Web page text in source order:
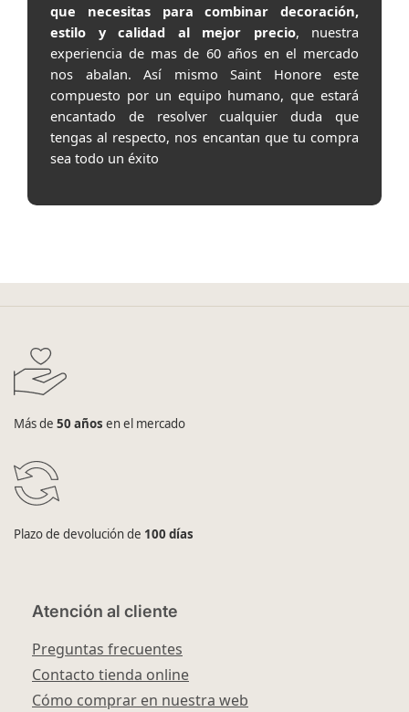
que necesitas para combinar decoración,
estilo y calidad al mejor precio, nuestra
experiencia de mas de 60 años en el mercado
nos abalan. Así mismo Saint Honore este
compuesto por un equipo humano, que estará
encantado de resolver cualquier duda que
tengas al respecto, nos encantan que tu compra
sea todo un éxito
Más de 50 años en el mercado
Plazo de devolución de 100 días
Atención al cliente
Preguntas frecuentes
Contacto tienda online
Cómo comprar en nuestra web